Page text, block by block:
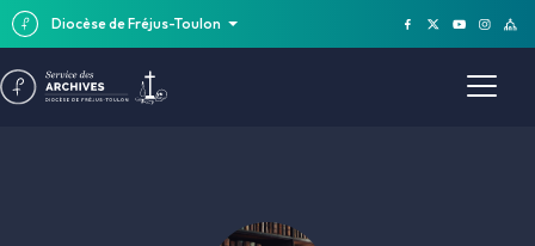
Diocèse de Fréjus-Toulon